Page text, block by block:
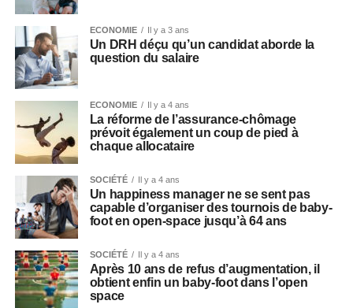
ECONOMIE Il y a 3 ans
Un DRH déçu qu’un candidat aborde la
question du salaire
ECONOMIE Il y a 4 ans
La réforme de l’assurance-chômage
prévoit également un coup de pied à
chaque allocataire
SOCIÉTÉ Il y a 4 ans
Un happiness manager ne se sent pas
capable d’organiser des tournois de baby-
foot en open-space jusqu’à 64 ans
SOCIÉTÉ Il y a 4 ans
Après 10 ans de refus d’augmentation, il
obtient enfin un baby-foot dans l’open
space